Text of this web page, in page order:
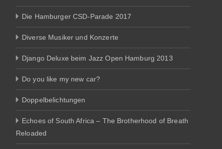
Die Hamburger CSD-Parade 2017
Diverse Musiker und Konzerte
Django Deluxe beim Jazz Open Hamburg 2013
Do you like my new car?
Doppelbelichtungen
Echoes of South Africa – The Brotherhood of Breath
Reloaded